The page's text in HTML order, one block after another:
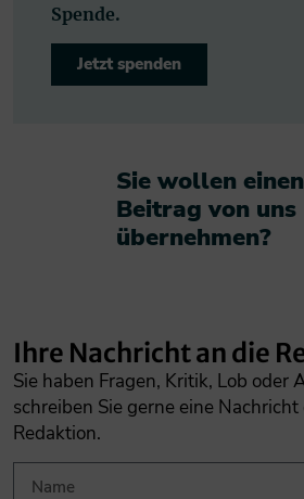
Spende.
Jetzt spenden
Sie wollen einen
Beitrag von uns
übernehmen?​
Ihre Nachricht an die
Sie haben Fragen, Kritik, Lob oder
schreiben Sie gerne eine
Redaktion.